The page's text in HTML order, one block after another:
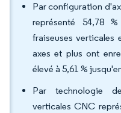
Par configuration
représenté 54,78
fraiseuses verticales
axes et plus ont
élevé à 5,61 %
Par technologie
verticales CNC